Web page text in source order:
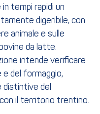
tempi rapidi un
digeribile, con
animale e sulle
da latte.
intende verificare
del formaggio,
distintive del
il territorio trentino.